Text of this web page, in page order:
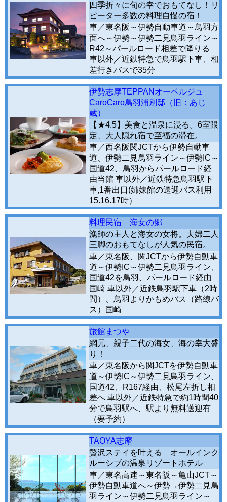
四季折々に旬の幸でおもてなし！リ
ピーター多数の料理自慢の宿！
車／東名阪～伊勢自動車道～鳥羽方
面へ～伊勢～伊勢二見鳥羽ライン～
R42～パールロード相差で降りる
車以外／近鉄特急で鳥羽駅下車、相
差行きバスで35分
伊勢志摩TEPPANオーベルジュ
CaroCaro鳥羽浦別邸（旧：あじ
蔵）
【★4.5】美食と温泉に浸る。6室限
定、大人隠れ宿で至福の滞在。
車／西名阪関JCTから伊勢自動車
道、伊勢二見鳥羽ライン～伊勢IC～
国道42、鳥羽からパールロード経
由当館 車以外／近鉄特急鳥羽駅下
車,1番出口(姉妹館の送迎バス利用
15.16.17時）
料理民宿 海女の郷
漁師の主人と海女の女将。夫婦二人
三脚のおもてなしが人気の民宿。
車／東名阪、関JCTから伊勢自動車
道～伊勢IC～伊勢二見鳥羽ライン、
国道42を鳥羽、パールロード経由
国崎 車以外／近鉄鳥羽駅下車（2時
間）、鳥羽よりかもめバス（路線バ
ス）国崎
旅館まつや
網元、親子二代の海女、海の幸大盛
り！
車／東名阪から関JCTを伊勢自動車
道～伊勢IC～伊勢二見鳥羽ライン、
国道42、R167経由、松尾左折し相
差へ 車以外／近鉄特急で約1時間40
分で鳥羽駅へ、駅より無料送迎有
（要予約）
TAOYA志摩
贅沢ステイを叶える オールインク
ルーシブの温泉リゾートホテル
車／東名高速～東名阪～亀山JCT～
伊勢自動車道へ～伊勢→伊勢二見鳥
羽ライン～伊勢二見鳥羽ライン～